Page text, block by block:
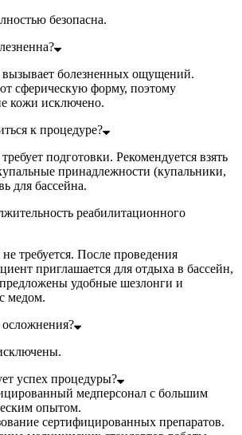
безопасна.
болезненных ощущений.
сферическую форму, поэтому
кожи исключено.
к процедуре?
подготовки. Рекомендуется взять
принадлежности (купальники,
для бассейна.
реабилитационного
требуется. После проведения
приглашается для отдыха в бассейн,
предложены удобные шезлонги и
медом.
успех процедуры?
медперсонал с большим
опытом.
сертифицированных препаратов.